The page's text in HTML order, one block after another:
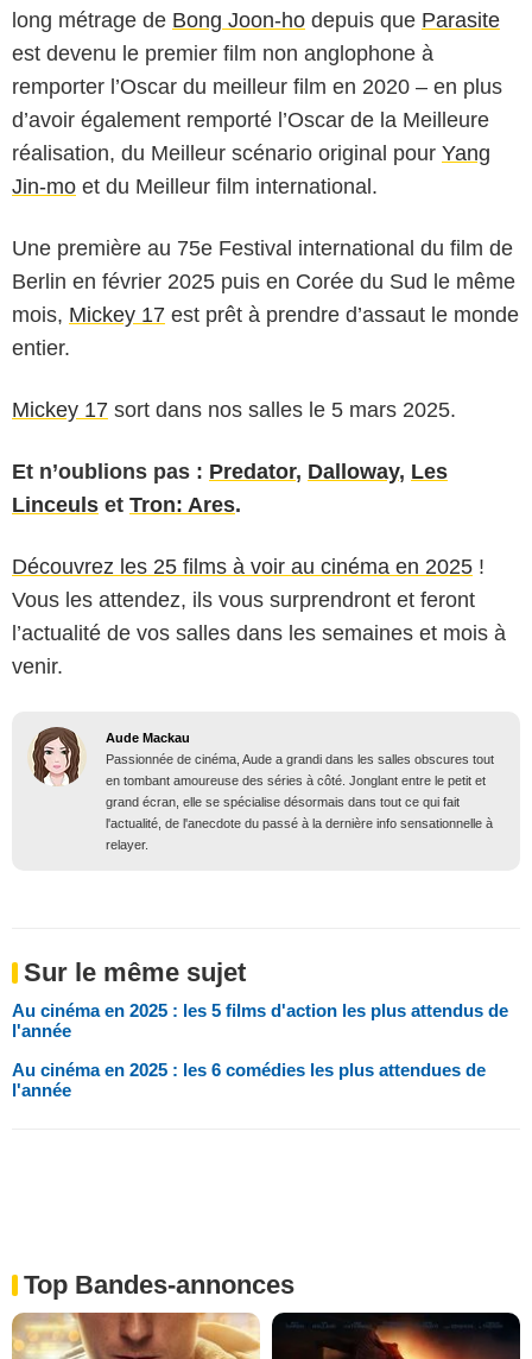
long métrage de Bong Joon-ho depuis que Parasite
est devenu le premier film non anglophone à
remporter l’Oscar du meilleur film en 2020 – en plus
d’avoir également remporté l’Oscar de la Meilleure
réalisation, du Meilleur scénario original pour Yang
Jin-mo et du Meilleur film international.
Une première au 75e Festival international du film de
Berlin en février 2025 puis en Corée du Sud le même
mois, Mickey 17 est prêt à prendre d’assaut le monde
entier.
Mickey 17 sort dans nos salles le 5 mars 2025.
Et n’oublions pas : Predator, Dalloway, Les
Linceuls et Tron: Ares.
Découvrez les 25 films à voir au cinéma en 2025 !
Vous les attendez, ils vous surprendront et feront
l’actualité de vos salles dans les semaines et mois à
venir.
Aude Mackau
Passionnée de cinéma, Aude a grandi dans les salles obscures tout
en tombant amoureuse des séries à côté. Jonglant entre le petit et
grand écran, elle se spécialise désormais dans tout ce qui fait
l'actualité, de l'anecdote du passé à la dernière info sensationnelle à
relayer.
Sur le même sujet
Au cinéma en 2025 : les 5 films d'action les plus attendus de
l'année
Au cinéma en 2025 : les 6 comédies les plus attendues de
l'année
Top Bandes-annonces